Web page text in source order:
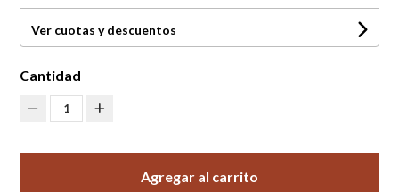
Ver cuotas y descuentos
Cantidad
1
Agregar al carrito